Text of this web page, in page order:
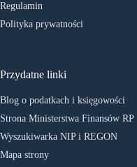
Regulamin
Polityka prywatności
Przydatne linki
Blog o podatkach i księgowości
Strona Ministerstwa Finansów RP
Wyszukiwarka NIP i REGON
Mapa strony